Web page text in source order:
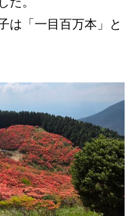
は「一目百万本」と